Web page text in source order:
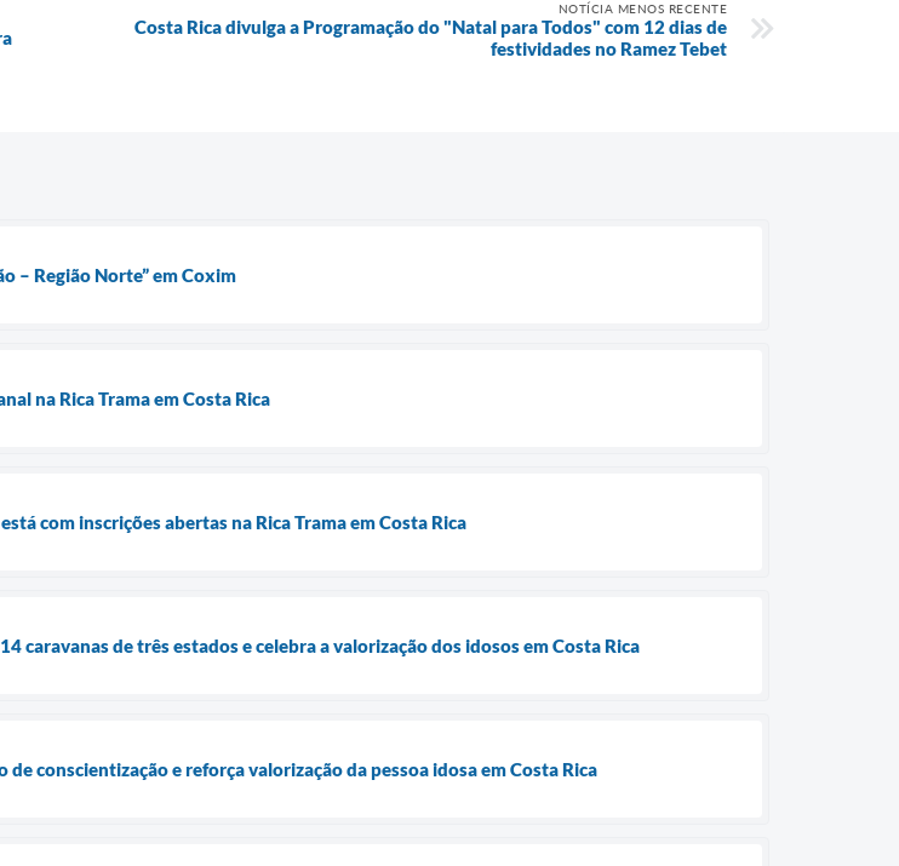
NOTÍCIA MENOS RECENTE
Costa Rica divulga a Programação do "Natal para Todos" com 12 dias de
festividades no Ramez Tebet
– Região Norte” em Coxim
na Rica Trama em Costa Rica
com inscrições abertas na Rica Trama em Costa Rica
caravanas de três estados e celebra a valorização dos idosos em Costa Rica
conscientização e reforça valorização da pessoa idosa em Costa Rica